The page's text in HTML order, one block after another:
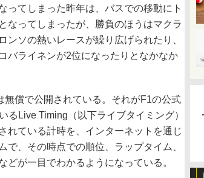
ってしまった昨年は、バスでの移動にト
なってしまったが、勝負のほうはマクラ
ソの熱いレースが繰り広げられたり、
バライネンが2位になったりとなかなか
償で公開されている。それがF1の公式
るLive Timing（以下ライブタイミング）
れている計時を、インターネットを通じ
、その時点での順位、ラップタイム、
が一目でわかるようになっている。